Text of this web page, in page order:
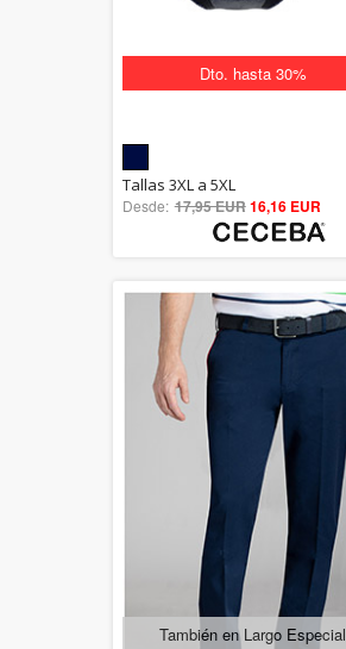
Dto. hasta 30%
5.00
out of 5
Tallas 3XL a 5XL
Desde: 17,95 EUR16,16 EUR
También en Largo Especial